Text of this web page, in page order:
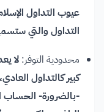
عيوب التداول
التداول والتي
محدودية التوفر: لا
كبير كالتداول
-بالضرورة- الحساب